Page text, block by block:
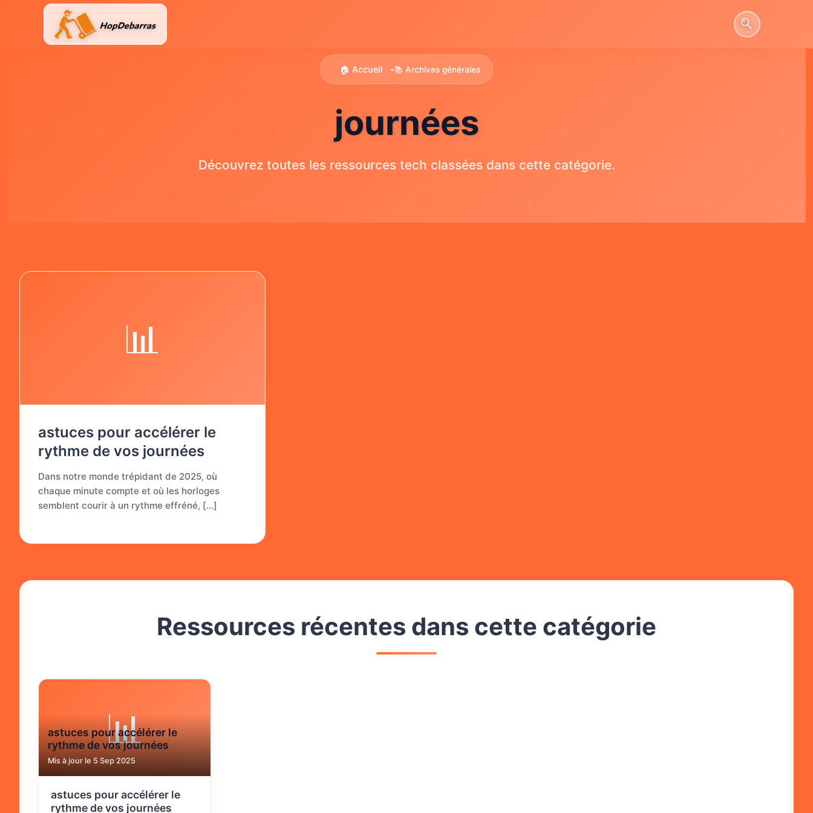
🏠 Accueil •📚 Archives générales
journées
Découvrez toutes les ressources tech classées dans cette catégorie.
📊
astuces pour accélérer le
rythme de vos journées
Dans notre monde trépidant de 2025, où
chaque minute compte et où les horloges
semblent courir à un rythme effréné, […]
Ressources récentes dans cette catégorie
📊
astuces pour accélérer le
rythme de vos journées
Mis à jour le 5 Sep 2025
astuces pour accélérer le
rythme de vos journées